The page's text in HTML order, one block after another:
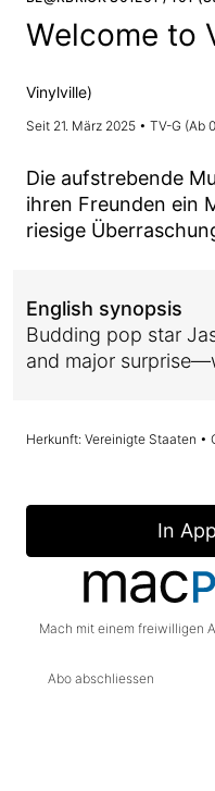
Welcome to
Vinylville)
Seit 21. März 2025 • TV-G (Ab
Die aufstrebende
ihren Freunden ein
riesige
English synopsis
Budding pop star
and major
Herkunft: Vereinigte Staaten •
In
Mach mit einem freiwilligen
Abo abschliessen